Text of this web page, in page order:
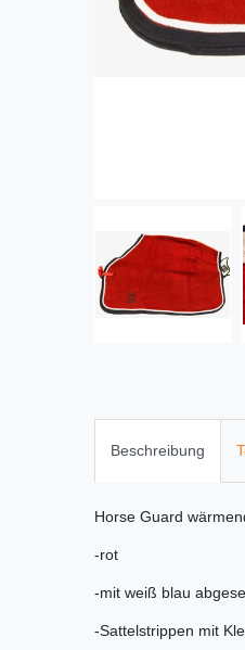
Beschreibung
Horse Guard
-rot
-mit weiß blau
-Sattelstrippen mit